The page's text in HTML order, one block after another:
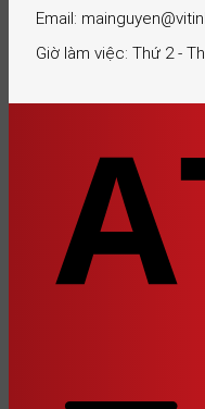
Email:
Giờ làm việc: Thứ 2 -